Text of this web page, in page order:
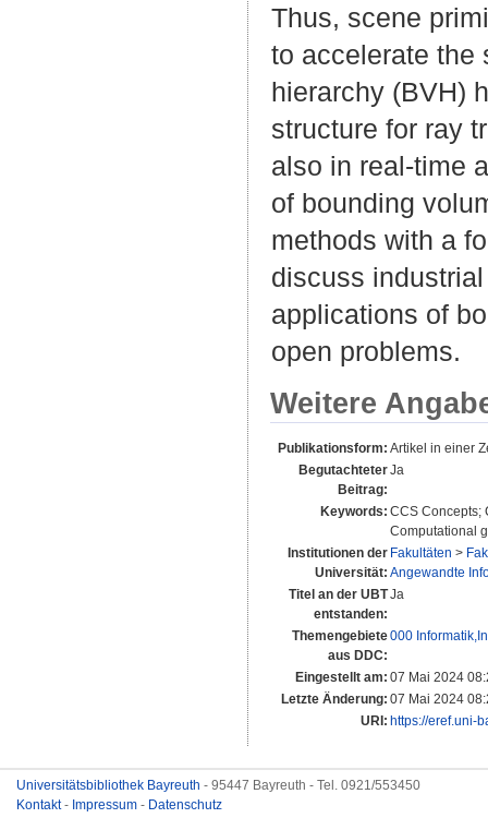
Thus, scene
to accelerate the
hierarchy (BVH)
structure for ray
also in real-time
of bounding
methods with a
discuss
applications of
open problems.
Weitere
Publikationsform: Artikel in einer
Begutachteter
Beitrag:
Ja
Keywords: CCS Concepts;
Computational
Institutionen der
Universität:
Fakultäten >
Angewandte
Titel an der UBT
entstanden:
Ja
Themengebiete
aus DDC:
000
Eingestellt am: 07 Mai 2024
Letzte Änderung: 07 Mai 2024
URI: https://eref.uni-
Universitätsbibliothek Bayreuth - 95447 Bayreuth - Tel. 0921/553450
Kontakt- Impressum - Datenschutz